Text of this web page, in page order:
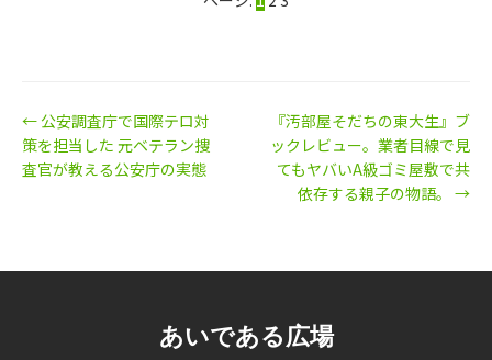
← 公安調査庁で国際テロ対
策を担当した 元ベテラン捜
査官が教える公安庁の実態
『汚部屋そだちの東大生』ブ
ックレビュー。業者目線で見
てもヤバいA級ゴミ屋敷で共
依存する親子の物語。 →
あいである広場